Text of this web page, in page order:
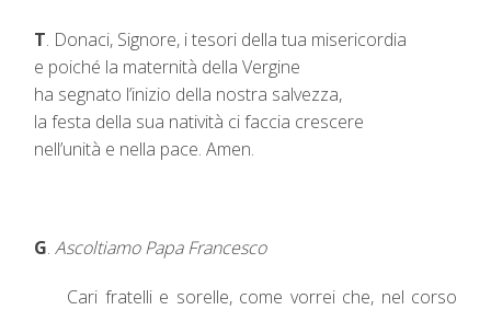
T. Donaci, Signore, i tesori della tua misericordia
e poiché la maternità della Vergine
ha segnato l’inizio della nostra salvezza,
la festa della sua natività ci faccia crescere
nell’unità e nella pace. Amen.
G. Ascoltiamo Papa Francesco
Cari fratelli e sorelle, come vorrei che, nel corso